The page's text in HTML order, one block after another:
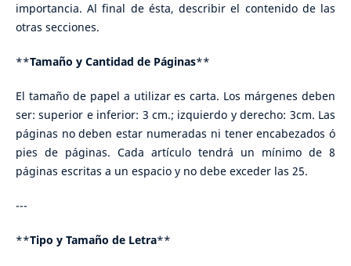
importancia. Al final de ésta, describir el contenido de las
otras secciones.
**Tamaño y Cantidad de Páginas**
El tamaño de papel a utilizar es carta. Los márgenes deben
ser: superior e inferior: 3 cm.; izquierdo y derecho: 3cm. Las
páginas no deben estar numeradas ni tener encabezados ó
pies de páginas. Cada artículo tendrá un mínimo de 8
páginas escritas a un espacio y no debe exceder las 25.
---
**Tipo y Tamaño de Letra**